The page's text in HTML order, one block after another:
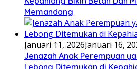
Memandang
Januari 11, 2026Januari 16,
Jenazah Anak Perempuan